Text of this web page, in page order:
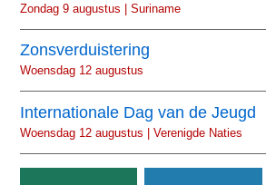
Zondag 9 augustus | Suriname
Zonsverduistering
Woensdag 12 augustus
Internationale Dag van de Jeugd
Woensdag 12 augustus | Verenigde Naties